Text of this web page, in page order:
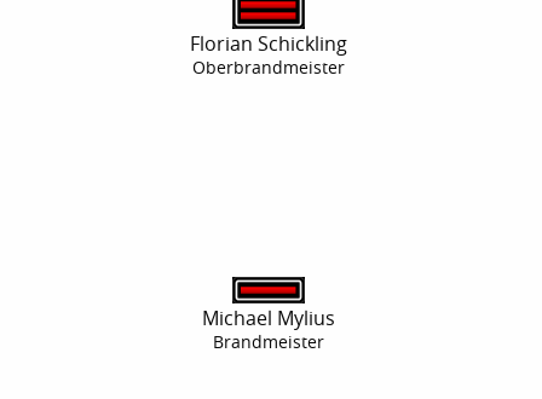
Florian Schickling
Oberbrandmeister
Michael Mylius
Brandmeister